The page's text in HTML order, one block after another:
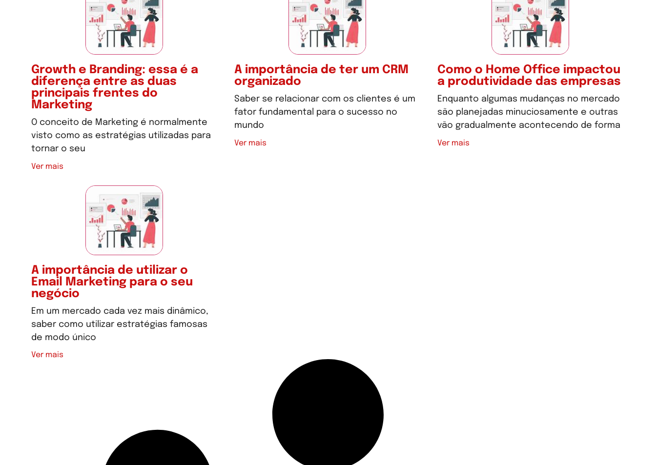
Growth e Branding: essa é a
diferença entre as duas
principais frentes do
Marketing
O conceito de Marketing é normalmente
visto como as estratégias utilizadas para
tornar o seu
Ver mais
A importância de ter um CRM
organizado
Saber se relacionar com os clientes é um
fator fundamental para o sucesso no
mundo
Ver mais
Como o Home Office impactou
a produtividade das empresas
Enquanto algumas mudanças no mercado
são planejadas minuciosamente e outras
vão gradualmente acontecendo de forma
Ver mais
A importância de utilizar o
Email Marketing para o seu
negócio
Em um mercado cada vez mais dinâmico,
saber como utilizar estratégias famosas
de modo único
Ver mais